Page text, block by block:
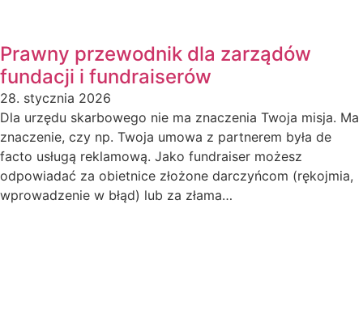
Prawny przewodnik dla zarządów
fundacji i fundraiserów
28. stycznia 2026
Dla urzędu skarbowego nie ma znaczenia Twoja misja. Ma
znaczenie, czy np. Twoja umowa z partnerem była de
facto usługą reklamową. Jako fundraiser możesz
odpowiadać za obietnice złożone darczyńcom (rękojmia,
wprowadzenie w błąd) lub za złama…